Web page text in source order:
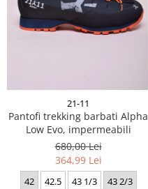
21-11
Pantofi trekking barbati Alpha
Low Evo, impermeabili
680,00 Lei
364,99 Lei
42 42.5 43 1/3 43 2/3